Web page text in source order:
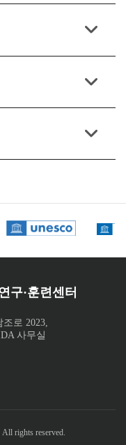
구·훈련센터
로 2023,
사무실
rights reserved.